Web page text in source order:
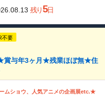
残り5日
不要
賞与年3ヶ月★残業ほぼ無★住
ムショウ、人気アニメの企画展etc.★